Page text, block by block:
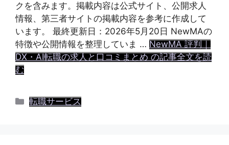
クを含みます。掲載内容は公式サイト、公開求人
情報、第三者サイトの掲載内容を参考に作成して
います。 最終更新日：2026年5月20日 NewMAの
特徴や公開情報を整理していま … NewMA 評判｜
DX・AI転職の求人と口コミまとめ の記事全文を読
む
カ
転職サービス